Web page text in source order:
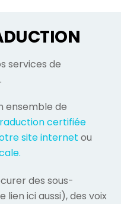
services de
ensemble de
certifiée
site internet ou
des sous-
ici aussi), des voix